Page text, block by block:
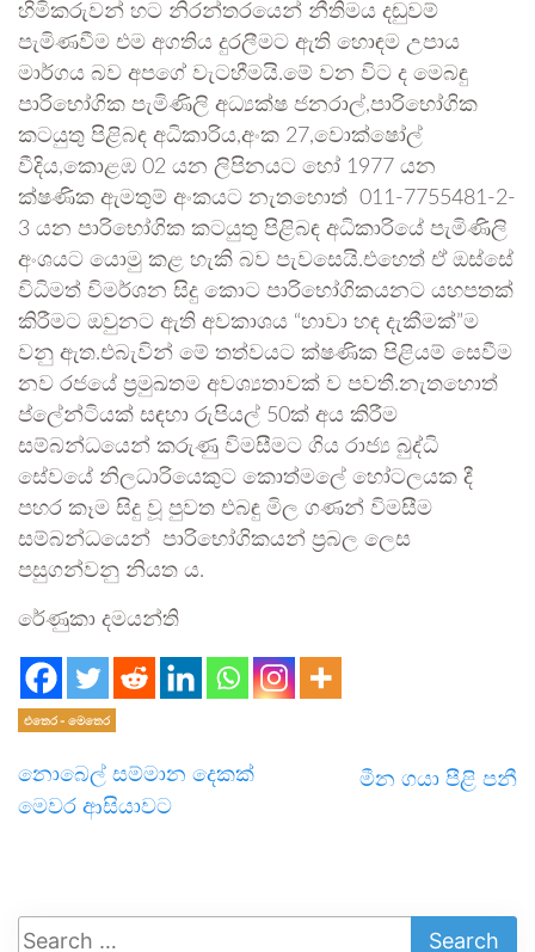
හිමිකරුවන් හට නිරන්තරයෙන් නීතිමය දඬුවම්
පැමිණවීම එම අගතිය දුරලීමට ඇති හොඳම උපාය
මාර්ගය බව අපගේ වැටහීමයි.මේ වන විට ද මෙබඳු
පාරිභෝගික පැමිණිලි අධ්‍යක්ෂ ජනරාල්,පාරිභෝගික
කටයුතු පිළිබඳ අධිකාරිය,අංක 27,වොක්ෂෝල්
වීදිය,කොළඹ 02 යන ලිපිනයට හෝ 1977 යන
ක්ෂණික ඇමතුම් අංකයට නැතහොත් 011-7755481-2-
3 යන පාරිභෝගික කටයුතු පිළිබඳ අධිකාරියේ පැමිණිලි
අංශයට යොමු කළ හැකි බව පැවසෙයි.එහෙත් ඒ ඔස්සේ
විධිමත් විමර්ශන සිදු කොට පාරිභෝගිකයනට යහපතක්
කිරීමට ඔවුනට ඇති අවකාශය “හාවා හඳ දැකීමක්”ම
වනු ඇත.එබැවින් මේ තත්වයට ක්ෂණික පිළියම් සෙවීම
නව රජයේ ප්‍රමුඛතම අවශ්‍යතාවක් ව පවතී.නැතහොත්
ප්ලේන්ටියක් සඳහා රුපියල් 50ක් අය කිරීම
සම්බන්ධයෙන් කරුණු විමසීමට ගිය රාජ්‍ය බුද්ධි
සේවයේ නිලධාරියෙකුට කොත්මලේ හෝටලයක දී
පහර කෑම සිදු වූ පුවත එබඳු මිල ගණන් විමසීම
සම්බන්ධයෙන් පාරිභෝගිකයන් ප්‍රබල ලෙස
පසුගන්වනු නියත ය.
රේණුකා දමයන්ති
එතෙර - මෙතෙර
නොබෙල් සම්මාන දෙකක්
මෙවර ආසියාවට
මීන ගයා පීළි පනී